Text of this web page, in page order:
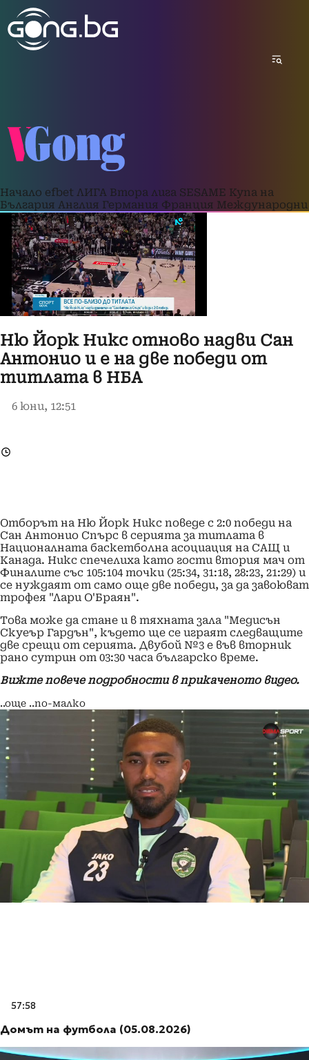
Начало efbet ЛИГА Втора лига SESAME Купа на
България Англия Германия Франция Международни
Ню Йорк Никс отново надви Сан
Антонио и е на две победи от
титлата в НБА
6 юни, 12:51
Отборът на Ню Йорк Никс поведе с 2:0 победи на
Сан Антонио Спърс в серията за титлата в
Националната баскетболна асоциация на САЩ и
Канада. Никс спечелиха като гости втория мач от
Финалите със 105:104 точки (25:34, 31:18, 28:23, 21:29) и
се нуждаят от само още две победи, за да завоюват
трофея "Лари О'Браян".
Това може да стане и в тяхната зала "Медисън
Скуеър Гардън", където ще се играят следващите
две срещи от серията. Двубой №3 е във вторник
рано сутрин от 03:30 часа българско време.
Вижте повече подробности в прикаченото видео.
..още ..по-малко
57:58
Домът на футбола (05.08.2026)